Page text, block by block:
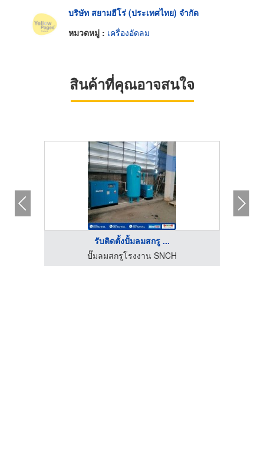
บริษัท สยามฮีโร่ (ประเทศไทย) จำกัด
หมวดหมู่ : เครื่องอัดลม
สินค้าที่คุณอาจสนใจ
รับติดตั้งปั้มลมสกรู ...
ปั๊มลมสกรูโรงงาน SNCH